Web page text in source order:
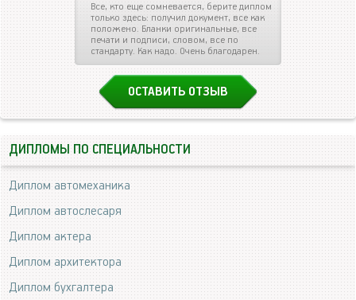
Все, кто еще сомневается, берите диплом
только здесь: получил документ, все как
положено. Бланки оригинальные, все
печати и подписи, словом, все по
стандарту. Как надо. Очень благодарен.
ОСТАВИТЬ ОТЗЫВ
ДИПЛОМЫ ПО СПЕЦИАЛЬНОСТИ
Диплом автомеханика
Диплом автослесаря
Диплом актера
Диплом архитектора
Диплом бухгалтера